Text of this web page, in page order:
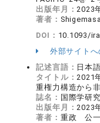
出版年月：2023
著者：
DOI： 10.1093/
外部サイト
記述言語： 日本語
タイトル：2021
重権力構造から
誌名： 国際学研
出版年月：2023
著者： 重政 公一